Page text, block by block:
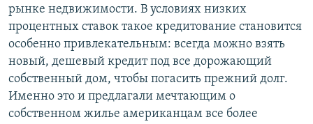
рынке недвижимости. В условиях низких
процентных ставок такое кредитование становится
особенно привлекательным: всегда можно взять
новый, дешевый кредит под все дорожающий
собственный дом, чтобы погасить прежний долг.
Именно это и предлагали мечтающим о
собственном жилье американцам все более